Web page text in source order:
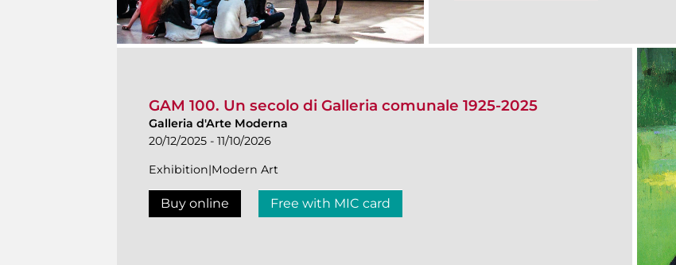
GAM 100. Un secolo di Galleria comunale 1925-2025
Galleria d'Arte Moderna
20/12/2025 - 11/10/2026
Exhibition|Modern Art
Buy online Free with MIC card